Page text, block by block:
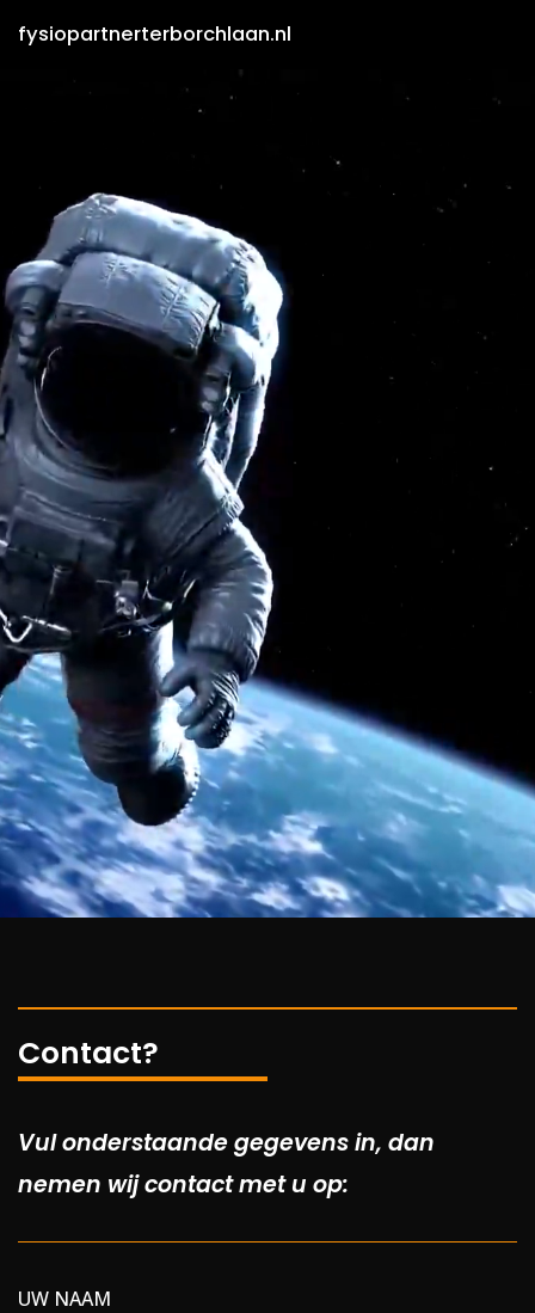
fysiopartnerterborchlaan.nl
Contact?
Vul onderstaande gegevens in, dan
nemen wij contact met u op:
UW NAAM